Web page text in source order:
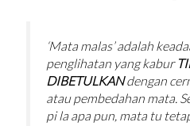
‘Mata malas’ adalah
penglihatan yang kabur
DIBETULKANdengan
atau pembedahan mata.
pi la apa pun, mata tu